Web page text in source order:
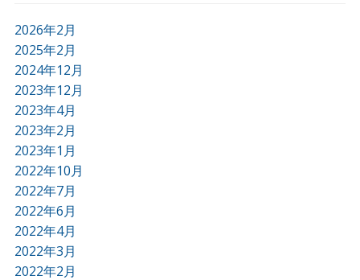
2026年2月
2025年2月
2024年12月
2023年12月
2023年4月
2023年2月
2023年1月
2022年10月
2022年7月
2022年6月
2022年4月
2022年3月
2022年2月